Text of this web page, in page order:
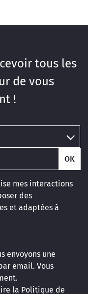
tous les
de vous
!
OK
mes interactions
des
et adaptées à
envoyons une
email. Vous
la Politique de